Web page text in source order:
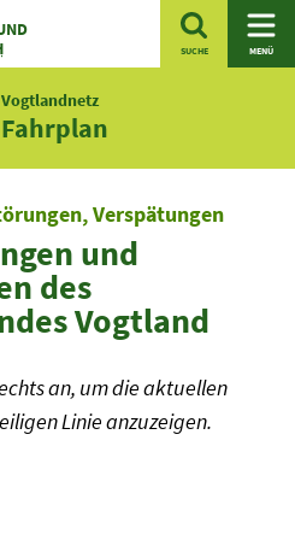
SUCHE MENÜ
Vogtlandnetz
Fahrplan
Verspätungen
und
des
Vogtland
an, um die aktuellen
Linie anzuzeigen.